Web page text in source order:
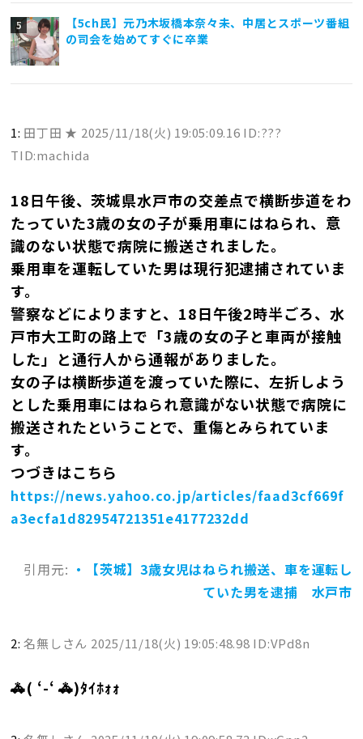
【5ch民】元乃木坂橋本奈々未、中居とスポーツ番組
の司会を始めてすぐに卒業
1: 田丁田 ★ 2025/11/18(火) 19:05:09.16 ID:???
TID:machida
18日午後、茨城県水戸市の交差点で横断歩道をわ
たっていた3歳の女の子が乗用車にはねられ、意
識のない状態で病院に搬送されました。
乗用車を運転していた男は現行犯逮捕されていま
す。
警察などによりますと、18日午後2時半ごろ、水
戸市大工町の路上で「3歳の女の子と車両が接触
した」と通行人から通報がありました。
女の子は横断歩道を渡っていた際に、左折しよう
とした乗用車にはねられ意識がない状態で病院に
搬送されたということで、重傷とみられていま
す。
つづきはこちら
https://news.yahoo.co.jp/articles/faad3cf669f
a3ecfa1d82954721351e4177232dd
引用元: ・【茨城】3歳女児はねられ搬送、車を運転し
ていた男を逮捕 水戸市
2:名無しさん 2025/11/18(火) 19:05:48.98 ID:VPd8n
🚓( ‘-‘ 🚓)ﾀｲﾎｫｫ